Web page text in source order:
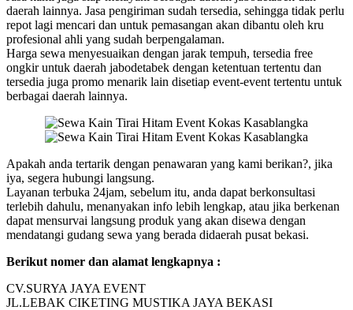
daerah lainnya. Jasa pengiriman sudah tersedia, sehingga tidak perlu
repot lagi mencari dan untuk pemasangan akan dibantu oleh kru
profesional ahli yang sudah berpengalaman.
Harga sewa menyesuaikan dengan jarak tempuh, tersedia free
ongkir untuk daerah jabodetabek dengan ketentuan tertentu dan
tersedia juga promo menarik lain disetiap event-event tertentu untuk
berbagai daerah lainnya.
Apakah anda tertarik dengan penawaran yang kami berikan?, jika
iya, segera hubungi langsung.
Layanan terbuka 24jam, sebelum itu, anda dapat berkonsultasi
terlebih dahulu, menanyakan info lebih lengkap, atau jika berkenan
dapat mensurvai langsung produk yang akan disewa dengan
mendatangi gudang sewa yang berada didaerah pusat bekasi.
Berikut nomer dan alamat lengkapnya :
CV.SURYA JAYA EVENT
JL.LEBAK CIKETING MUSTIKA JAYA BEKASI